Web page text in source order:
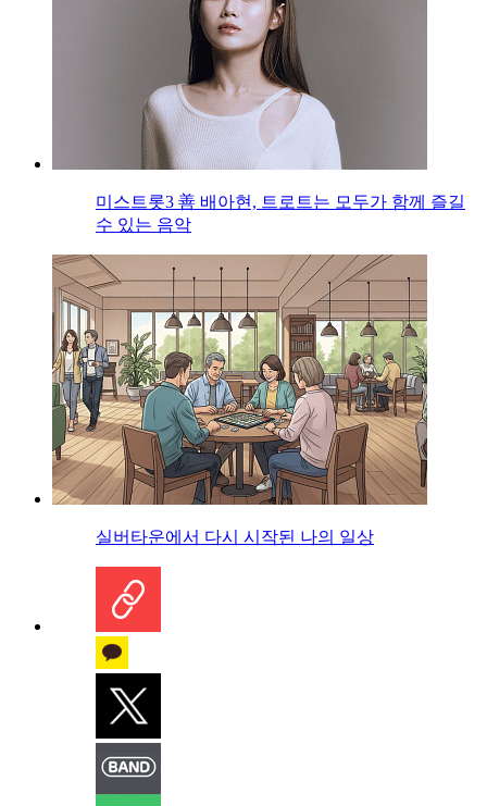
미스트롯3 善 배아현, 트로트는 모두가 함께 즐길
수 있는 음악
실버타운에서 다시 시작된 나의 일상